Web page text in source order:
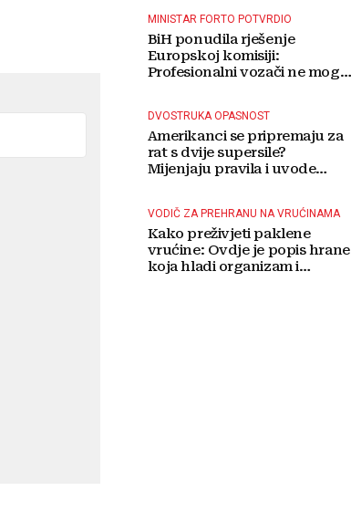
MINISTAR FORTO POTVRDIO
BiH ponudila rješenje
Europskoj komisiji:
Profesionalni vozači ne mogu
DVOSTRUKA OPASNOST
Amerikanci se pripremaju za
rat s dvije supersile?
Mijenjaju pravila i uvode
VODIČ ZA PREHRANU NA VRUĆINAMA
Kako preživjeti paklene
vrućine: Ovdje je popis hrane
koja hladi organizam i